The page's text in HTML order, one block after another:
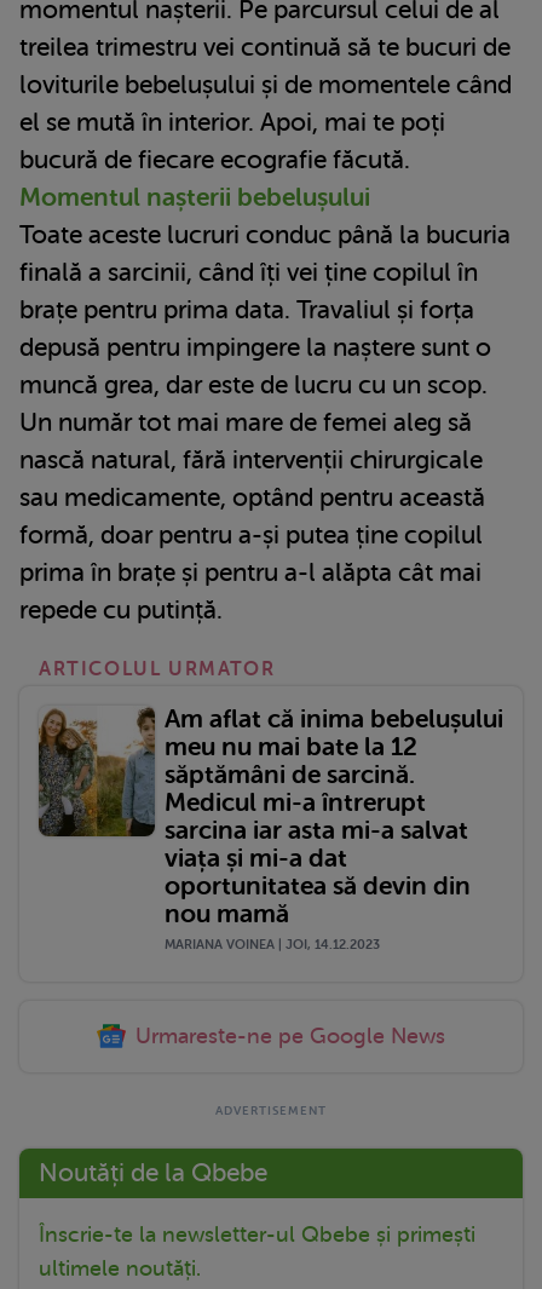
momentul nașterii. Pe parcursul celui de al
treilea trimestru vei continuă să te bucuri de
loviturile bebelușului și de momentele când
el se mută în interior. Apoi, mai te poți
bucură de fiecare ecografie făcută.
Momentul nașterii bebelușului
Toate aceste lucruri conduc până la bucuria
finală a sarcinii, când îți vei ține copilul în
brațe pentru prima data. Travaliul și forța
depusă pentru impingere la naștere sunt o
muncă grea, dar este de lucru cu un scop.
Un număr tot mai mare de femei aleg să
nască natural, fără intervenții chirurgicale
sau medicamente, optând pentru această
formă, doar pentru a-și putea ține copilul
prima în brațe și pentru a-l alăpta cât mai
repede cu putință.
ARTICOLUL URMATOR
Am aflat că inima bebelușului
meu nu mai bate la 12
săptămâni de sarcină.
Medicul mi-a întrerupt
sarcina iar asta mi-a salvat
viața și mi-a dat
oportunitatea să devin din
nou mamă
MARIANA VOINEA | JOI, 14.12.2023
Urmareste-ne pe Google News
Noutăți de la Qbebe
Înscrie-te la newsletter-ul Qbebe și primești
ultimele noutăți.